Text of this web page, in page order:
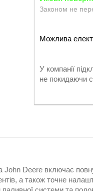
Законом не
У компанії
не покидаючи
John Deere включає
а також точне